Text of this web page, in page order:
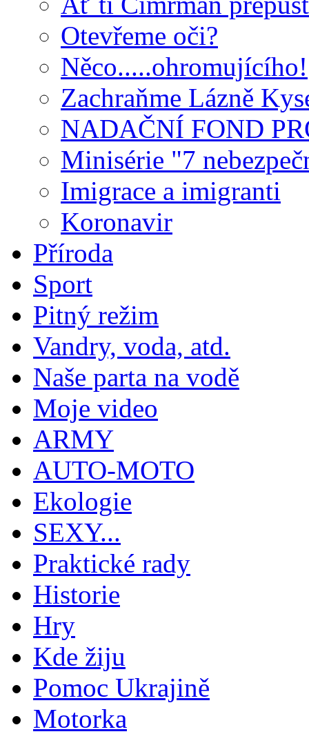
Otevřeme oči?
Něco.....ohromujícího!
Zachraňme Lázně
NADAČNÍ FOND
Minisérie "7
Imigrace a imigranti
Koronavir
Příroda
Sport
Pitný režim
Vandry, voda, atd.
Naše parta na vodě
Moje video
ARMY
AUTO-MOTO
Ekologie
SEXY...
Praktické rady
Historie
Hry
Kde žiju
Pomoc Ukrajině
Motorka